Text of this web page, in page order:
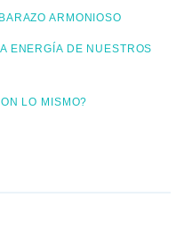
ARMONIOSO
ENERGÍA DE NUESTROS
LO MISMO?